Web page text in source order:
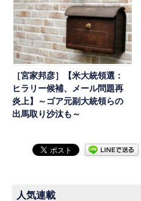
［宮家邦彦］【米大統領選：
ヒラリー候補、メール問題再
炎上】～ゴア元副大統領らの
出馬取り沙汰も～
人気連載